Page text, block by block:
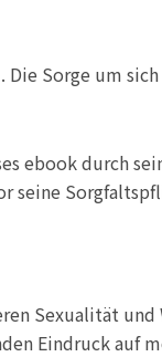
Sorge um
ebook durch
seine
Sexualität
Eindruck auf